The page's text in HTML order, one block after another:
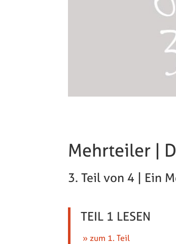
Mehrteiler |
3. Teil von 4 | Ein
TEIL 1 LESEN
» zum 1. Teil